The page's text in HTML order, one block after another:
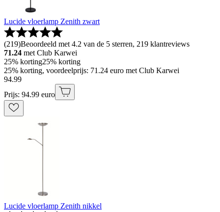
Lucide vloerlamp Zenith zwart
(219)Beoordeeld met 4.2 van de 5 sterren, 219 klantreviews
71.24 met Club Karwei
25% korting25% korting
25% korting, voordeelprijs: 71.24 euro met Club Karwei
94.99
Prijs: 94.99 euro
Lucide vloerlamp Zenith nikkel